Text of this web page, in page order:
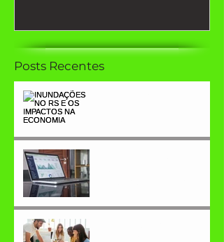
Posts Recentes